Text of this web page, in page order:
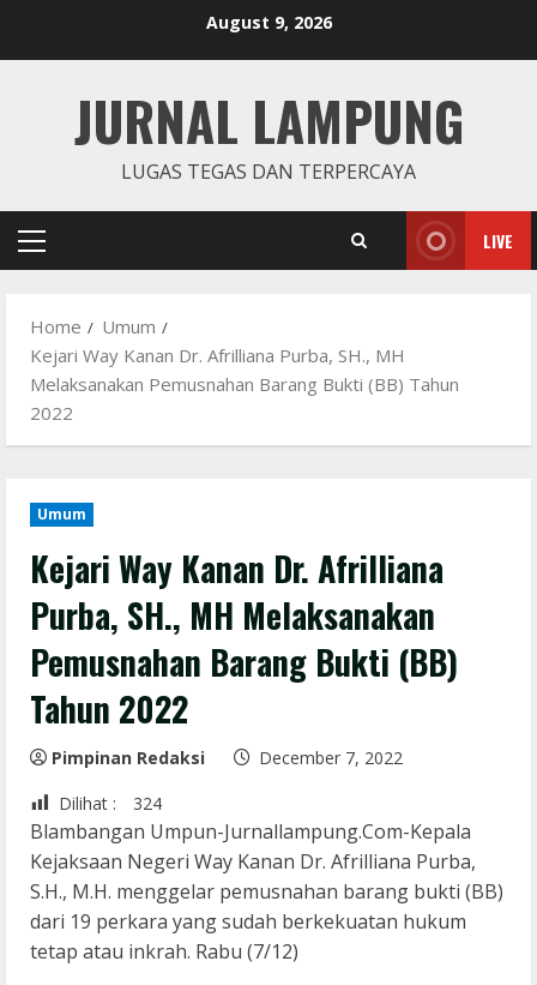
August 9, 2026
JURNAL LAMPUNG
LUGAS TEGAS DAN TERPERCAYA
Primary
LIVE
Home
Umum
Kejari Way Kanan Dr. Afrilliana Purba, SH., MH
Melaksanakan Pemusnahan Barang Bukti (BB) Tahun
2022
Umum
Kejari Way Kanan Dr. Afrilliana
Purba, SH., MH Melaksanakan
Pemusnahan Barang Bukti (BB)
Tahun 2022
Pimpinan Redaksi
December 7, 2022
Dilihat :
324
Blambangan Umpun-Jurnallampung.Com-Kepala
Kejaksaan Negeri Way Kanan Dr. Afrilliana Purba,
S.H., M.H. menggelar pemusnahan barang bukti (BB)
dari 19 perkara yang sudah berkekuatan hukum
tetap atau inkrah. Rabu (7/12)